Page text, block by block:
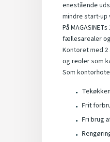
enestående
mindre start-up
På
fællesarealer
Kontoret med
og reoler som
Som
Frit
Fri brug